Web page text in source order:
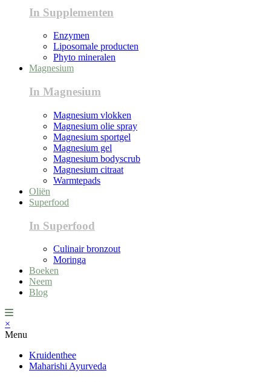
In Supplementen
Enzymen
Liposomale producten
Phyto mineralen
Magnesium
In Magnesium
Magnesium vlokken
Magnesium olie spray
Magnesium sportgel
Magnesium gel
Magnesium bodyscrub
Magnesium citraat
Warmtepads
Oliën
Superfood
In Superfood
Culinair bronzout
Moringa
Boeken
Neem
Blog
×
Menu
Kruidenthee
Maharishi Ayurveda